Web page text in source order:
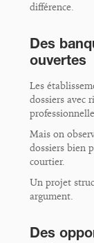
différence.
Des
ouvertes
Les
dossiers avec
Mais on
dossiers bien
courtier.
Un projet
argument.
Des